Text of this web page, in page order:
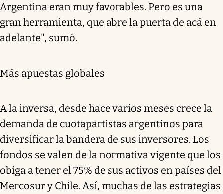
Argentina eran muy favorables. Pero es una
gran herramienta, que abre la puerta de acá en
adelante", sumó.
Más apuestas globales
A la inversa, desde hace varios meses crece la
demanda de cuotapartistas argentinos para
diversificar la bandera de sus inversores. Los
fondos se valen de la normativa vigente que los
obiga a tener el 75% de sus activos en países del
Mercosur y Chile. Así, muchas de las estrategias